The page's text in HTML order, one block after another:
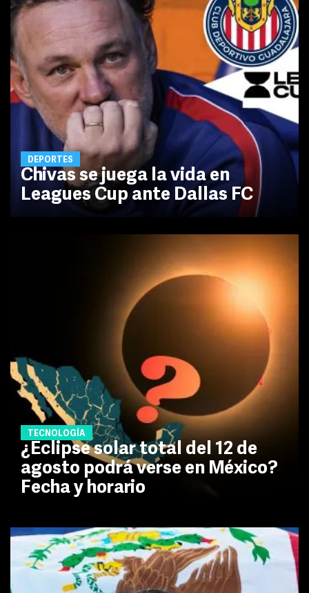
DEPORTES
Chivas se juega la vida en
Leagues Cup ante Dallas FC
TECNOLOGÍA
¿Eclipse solar total del 12 de
agosto podrá verse en México?
Fecha y horario